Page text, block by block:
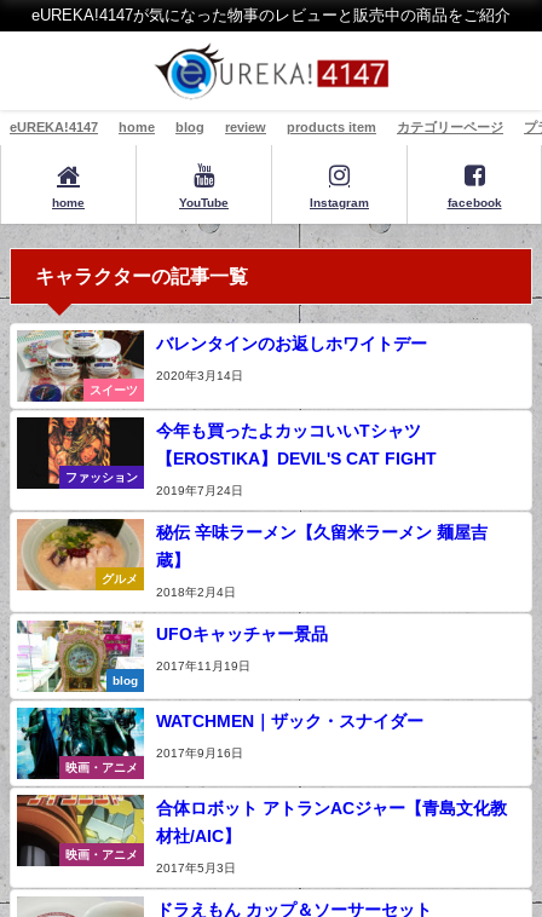
eUREKA!4147が気になった物事のレビューと販売中の商品をご紹介
eUREKA!4147 home blog review products item カテゴリーページ プ
home YouTube Instagram facebook
キャラクターの記事一覧
スイーツ
バレンタインのお返しホワイトデー
2020年3月14日
ファッション
今年も買ったよカッコいいTシャツ
【EROSTIKA】DEVIL'S CAT FIGHT
2019年7月24日
グルメ
秘伝 辛味ラーメン【久留米ラーメン 麺屋吉
蔵】
2018年2月4日
blog
UFOキャッチャー景品
2017年11月19日
映画・アニメ
WATCHMEN｜ザック・スナイダー
2017年9月16日
映画・アニメ
合体ロボット アトランACジャー【青島文化教
材社/AIC】
2017年5月3日
ドラえもん カップ＆ソーサーセット